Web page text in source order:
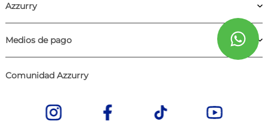
Azzurry
Medios de pago
Comunidad Azzurry